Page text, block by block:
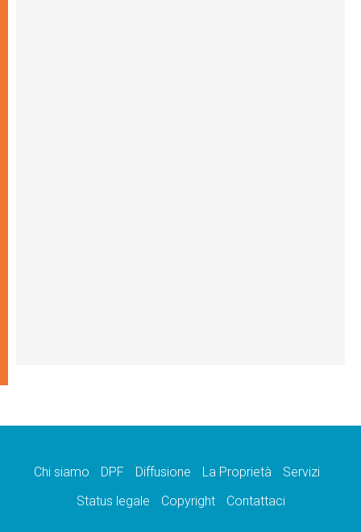
Chi siamo DPF Diffusione La Proprietà
Servizi
Status legale
Copyright Contattaci